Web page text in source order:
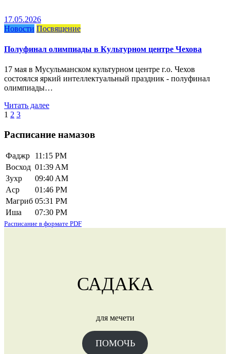
17.05.2026
Новости Посвящение
Полуфинал олимпиады в Культурном центре Чехова
17 мая в Мусульманском культурном центре г.о. Чехов
состоялся яркий интеллектуальный праздник - полуфинал
олимпиады…
Читать далее
Пагинация
записей
1 2 3
Расписание намазов
Фаджр
11:15 PM
Восход 01:39 AM
Зухр
09:40 AM
Аср
01:46 PM
Магриб 05:31 PM
Иша
07:30 PM
Расписание в формате PDF
САДАКА
для мечети
ПОМОЧЬ